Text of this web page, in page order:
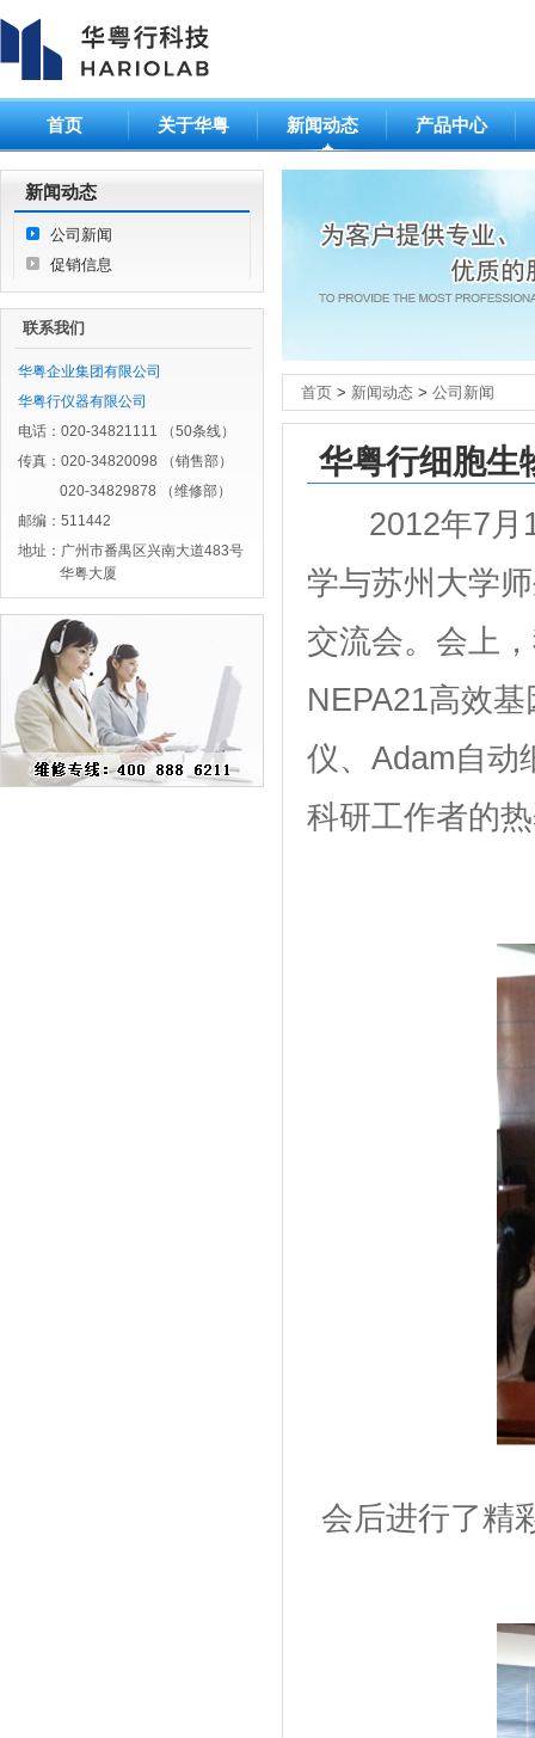
首页 关于华粤 新闻动态 产品中心
新闻动态
公司新闻
促销信息
联系我们
华粤企业集团有限公司
华粤行仪器有限公司
电话：020-34821111 （50条线）
传真：020-34820098 （销售部）
020-34829878 （维修部）
邮编：511442
地址：广州市番禺区兴南大道483号
华粤大厦
首页 > 新闻动态 > 公司新闻
华粤行细胞
2012年7月
学与苏州大学
交流会。会上
NEPA21高效
仪、Adam自动
科研工作者的
会后进行了精